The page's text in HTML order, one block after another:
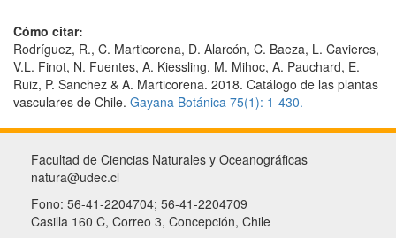
Cómo citar:
Rodríguez, R., C. Marticorena, D. Alarcón, C. Baeza, L. Cavieres,
V.L. Finot, N. Fuentes, A. Kiessling, M. Mihoc, A. Pauchard, E.
Ruiz, P. Sanchez & A. Marticorena. 2018. Catálogo de las plantas
vasculares de Chile. Gayana Botánica 75(1): 1-430.
Facultad de Ciencias Naturales y Oceanográficas
natura@udec.cl
Fono: 56-41-2204704; 56-41-2204709
Casilla 160 C, Correo 3, Concepción, Chile